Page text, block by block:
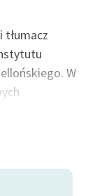
W
dla tego
kontrolowana
elementy